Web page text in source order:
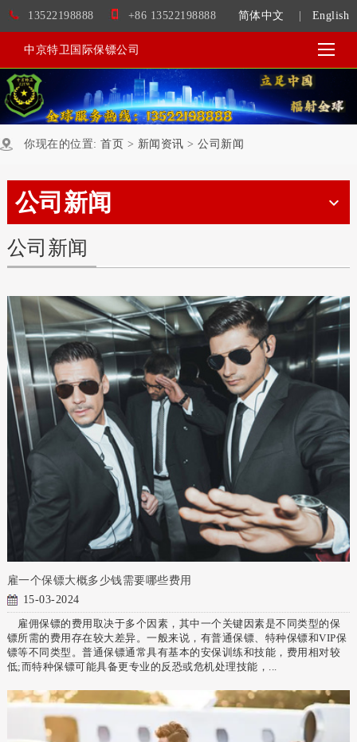
简体中文 English
13522198888 +86 13522198888
中京特卫国际保镖公司
你现在的位置: 首页 > 新闻资讯 > 公司新闻
公司新闻
公司新闻
雇一个保镖大概多少钱需要哪些费用
15-03-2024
雇佣保镖的费用取决于多个因素，其中一个关键因素是不同类型的保
镖所需的费用存在较大差异。一般来说，有普通保镖、特种保镖和VIP保
镖等不同类型。普通保镖通常具有基本的安保训练和技能，费用相对较
低;而特种保镖可能具备更专业的反恐或危机处理技能，...